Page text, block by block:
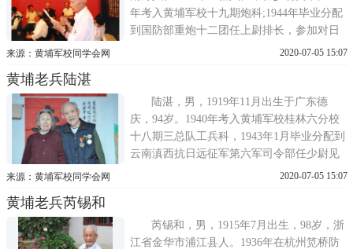
年考入黄埔军校十九期炮科;1944年毕业分配
到国防部重炮十二团任上尉排长，参加对日
军作战。抗战结束后驻守沈阳;解放后在沈阳
到80岁离开工作岗位。
来源：黄埔军校同学会网 2020-07-05 15:07
黄埔老兵陆湛
陆湛，男，1919年11月出生于广东德
庆，94岁。1940年考入黄埔军校桂林六分校
十八期三总队工兵科，1943年1月毕业分配到
云南滇西抗日远征军第六军司令部任少尉见
习参谋。后自愿到工兵连当排长。1944年参
转入第二军七十六师任上尉参谋，一六四师
三团三营八连任上尉连长、三团
来源：黄埔军校同学会网 2020-07-05 15:07
黄埔老兵芮锡和
芮锡和，男，1915年7月出生，98岁，浙
江省金华市浦江县人。1936年在杭州笕桥防